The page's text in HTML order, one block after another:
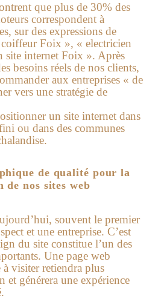
que plus de 30% des
correspondent à
sur des expressions de
Foix », « electricien
site internet Foix ». Après
besoins réels de nos clients,
aux entreprises « de
vers une stratégie de
un site internet dans
ou dans des communes
de qualité pour la
de nos sites web
souvent le premier
et une entreprise. C’est
du site constitue l’un des
Une page web
à visiter retiendra plus
et générera une expérience